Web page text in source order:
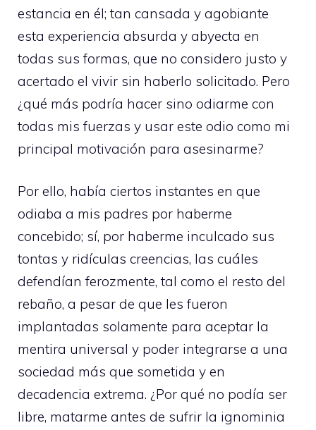
estancia en él; tan cansada y agobiante
esta experiencia absurda y abyecta en
todas sus formas, que no considero justo y
acertado el vivir sin haberlo solicitado. Pero
¿qué más podría hacer sino odiarme con
todas mis fuerzas y usar este odio como mi
principal motivación para asesinarme?
Por ello, había ciertos instantes en que
odiaba a mis padres por haberme
concebido; sí, por haberme inculcado sus
tontas y ridículas creencias, las cuáles
defendían ferozmente, tal como el resto del
rebaño, a pesar de que les fueron
implantadas solamente para aceptar la
mentira universal y poder integrarse a una
sociedad más que sometida y en
decadencia extrema. ¿Por qué no podía ser
libre, matarme antes de sufrir la ignominia